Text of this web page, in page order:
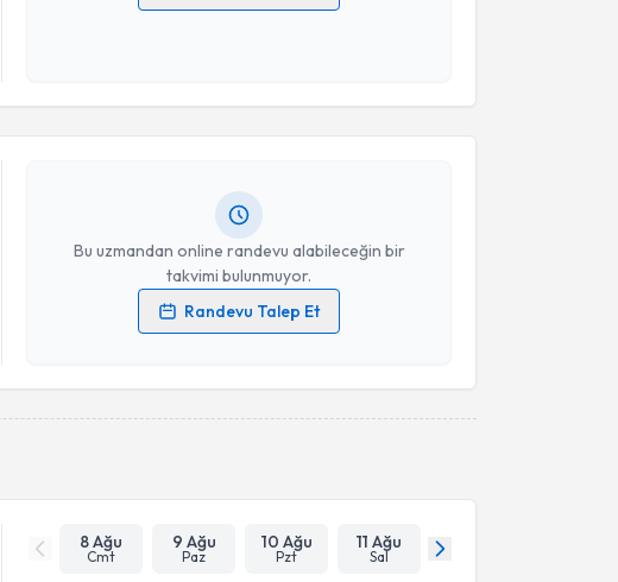
Kişisel verilerimin işlenmesine ilişkinAydınlatma Metni
Takvim Talebini Gönder
Bu uzmandan online randevu alabileceğin bir
takvimi bulunmuyor.
Randevu Talep Et
Kişisel verilerimin işlenmesine ilişkinAydınlatma Metni
işlenmesini kabul ediyorum.
8 Ağu
Cmt
9 Ağu
Paz
10 Ağu
Pzt
11 Ağu
Sal